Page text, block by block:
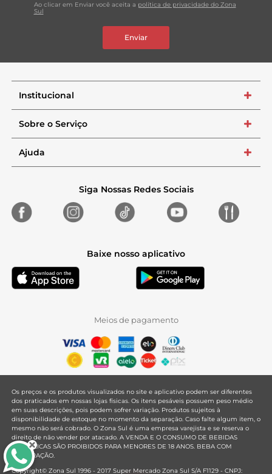
Ao clicar em Enviar você aceita a política de privacidade do Zona
Sul
Enviar
Institucional +
Sobre o Serviço +
Ajuda +
Siga Nossas Redes Sociais
Baixe nosso aplicativo
Meios de pagamento
Os preços e os produtos visualizados no site e aplicativo podem ser diferentes
dos praticados em nossas lojas físicas. Os itens pesáveis possuem peso médio
em suas descrições, pois podem sofrer variação. Produtos sujeitos à
disponibilidade de estoque no momento da separação. Caso falte algum item, o
mesmo não será cobrado. O Zona Sul é uma empresa varejista e se reserva o
direito de não vender por atacado. A VENDA E O CONSUMO DE BEBIDAS
ALCOÓLICAS SÃO PROIBIDOS PARA MENORES DE 18 ANOS. BEBA COM
MODERAÇÃO.
Copyright© Zona Sul 1996 - 2017 Super Mercado Zona Sul S/A F1129 - CNPJ: